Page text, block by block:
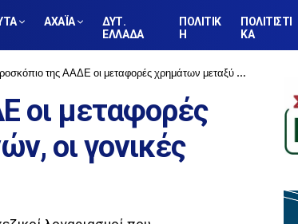
ΑΧΑΪΑ
ΔΥΤ.
ΕΛΛΑΔΑ
ΠΟΛΙΤΙΚ
Η
ΠΟΛΙΤΙΣΤΙ
ΚΑ
της ΑΑΔΕ οι μεταφορές χρημάτων μεταξύ συγγενών, οι γονικές παροχές και οι δωρεές
οι μεταφορές
οι γονικές